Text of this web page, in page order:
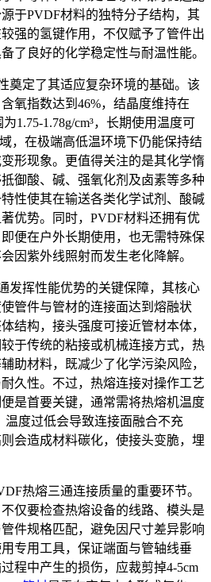
于PVDF材料的独特分子结构，其
强的氢键作用，不仅赋予了管件出
了良好的化学稳定性与耐温性能。
奠定了其适应复杂环境的基础。该
氧指数达到46%，结晶度维持在
1.75-1.78g/cm³，长期使用温度可
，在极端高低温环境下仍能保持结
形现象。更值得关注的是其化学惰
御酸、碱、强氧化剂及卤素等多种
性使其在输送各类化学试剂、酸碱
优势。同时，PVDF材料还拥有优
便在户外长期使用，也无需特殊保
因紫外线照射而发生老化降解。
发挥性能优势的关键保障，其核心
管件与管材的连接面达到熔融状
结构，接头强度可接近管材本体，
于传统的粘接或机械连接方式，热
助材料，既减少了化学污染风险，
久性。不过，热熔连接对操作工艺
是首要关键，通常需将热熔机温度
度过低会导致连接面融合不充
会造成材料碳化，使接头变脆，埋
热熔三通连接质量的重要环节。
仅要检查热熔设备的线路、模头是
件规格匹配，避免因尺寸差异影响
专用工具，保证端面与管轴线垂
程中产生的损伤，应裁剪掉4-5cm